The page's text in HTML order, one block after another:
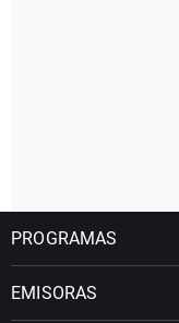
PROGRAMAS
EMISORAS